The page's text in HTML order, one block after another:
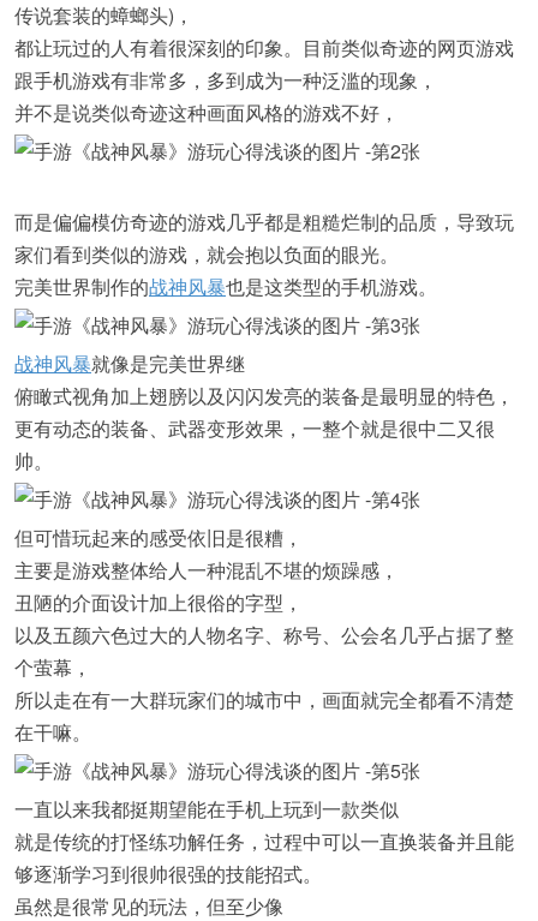
传说套装的蟑螂头)，
都让玩过的人有着很深刻的印象。目前类似奇迹的网页游戏
跟手机游戏有非常多，多到成为一种泛滥的现象，
并不是说类似奇迹这种画面风格的游戏不好，
而是偏偏模仿奇迹的游戏几乎都是粗糙烂制的品质，导致玩
家们看到类似的游戏，就会抱以负面的眼光。
完美世界制作的战神风暴也是这类型的手机游戏。
战神风暴就像是完美世界继
俯瞰式视角加上翅膀以及闪闪发亮的装备是最明显的特色，
更有动态的装备、武器变形效果，一整个就是很中二又很
帅。
但可惜玩起来的感受依旧是很糟，
主要是游戏整体给人一种混乱不堪的烦躁感，
丑陋的介面设计加上很俗的字型，
以及五颜六色过大的人物名字、称号、公会名几乎占据了整
个萤幕，
所以走在有一大群玩家们的城市中，画面就完全都看不清楚
在干嘛。
一直以来我都挺期望能在手机上玩到一款类似
就是传统的打怪练功解任务，过程中可以一直换装备并且能
够逐渐学习到很帅很强的技能招式。
虽然是很常见的玩法，但至少像